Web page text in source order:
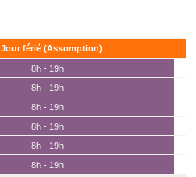
Jour férié (Assomption)
8h - 19h
8h - 19h
8h - 19h
8h - 19h
8h - 19h
8h - 19h